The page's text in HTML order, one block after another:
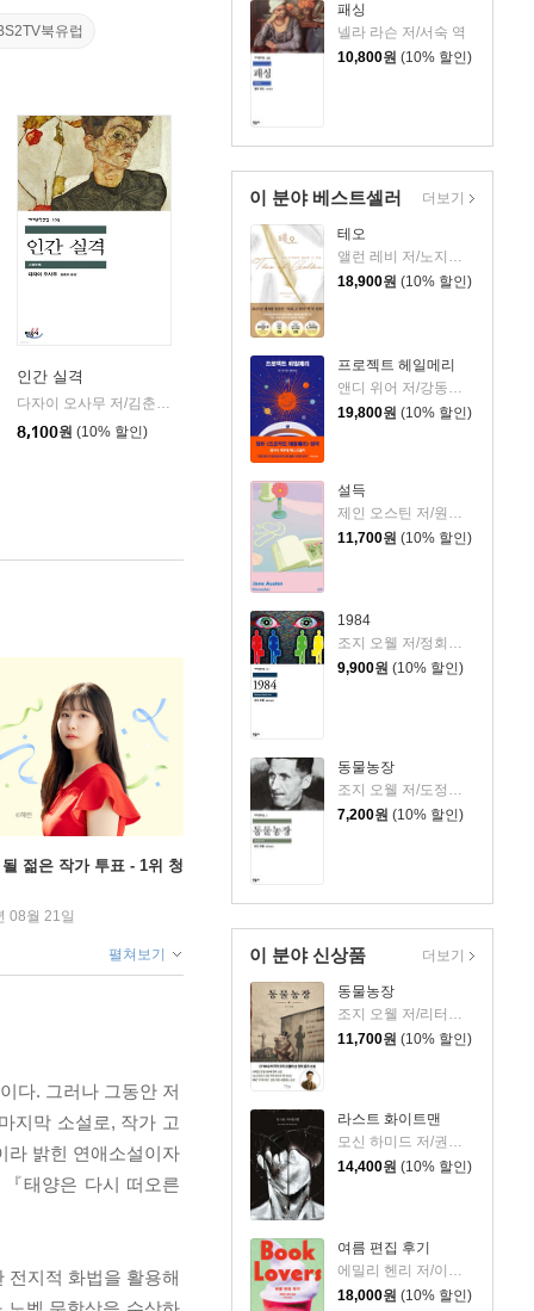
패싱
넬라 라슨 저/서숙 역
10,800원 (10% 할인)
이 분야 베스트셀러
테오
앨런 레비 저/노지양 역
18,900원 (10% 할인)
프로젝트 헤일메리
앤디 위어 저/강동혁 역
19,800원 (10% 할인)
설득
제인 오스틴 저/원영선,전신화 공역
11,700원 (10% 할인)
1984
조지 오웰 저/정회성 역
9,900원 (10% 할인)
동물농장
조지 오웰 저/도정일 역
7,200원 (10% 할인)
더보기
이 분야 신상품
동물농장
조지 오웰 저/리터링크 역
11,700원 (10% 할인)
라스트 화이트맨
모신 하미드 저/권상미 역
14,400원 (10% 할인)
여름 편집 후기
에밀리 헨리 저/이미정 역
18,000원 (10% 할인)
더보기
북유럽
인간 실격
8,100원 (10% 할인)
젊은 작가 투표 - 1위 청
08월 21일
펼쳐보기
다. 그러나 그동안 저
지막 소설로, 작가 고
라 밝힌 연애소설이자
태양은 다시 떠오른
전지적 화법을 활용해